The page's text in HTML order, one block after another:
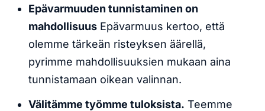
Epävarmuuden tunnistaminen on
mahdollisuus Epävarmuus kertoo, että
olemme tärkeän risteyksen äärellä,
pyrimme mahdollisuuksien mukaan aina
tunnistamaan oikean valinnan.
Välitämme työmme tuloksista. Teemme